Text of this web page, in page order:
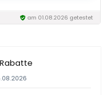
am 01.08.2026 getestet